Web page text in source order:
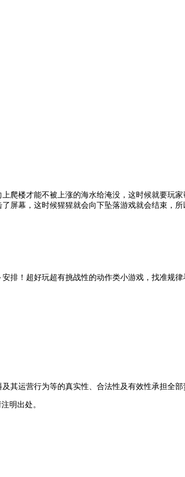
爬楼才能不被上涨的海水给淹没，这时候就要玩
幕，这时候猩猩就会向下坠落游戏就会结束，所
！超好玩超有挑战性的动作类小游戏，找准规律
其运营行为等的真实性、合法性及有效性承担全部
明出处。